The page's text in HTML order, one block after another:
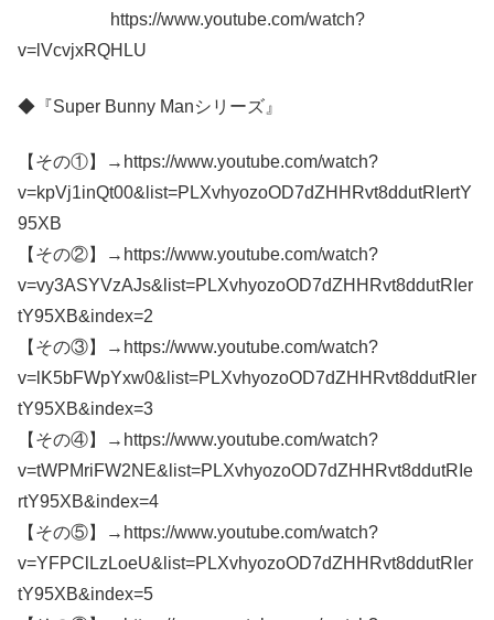
https://www.youtube.com/watch?
v=lVcvjxRQHLU
◆『Super Bunny Manシリーズ』
【その①】→https://www.youtube.com/watch?
v=kpVj1inQt00&list=PLXvhyozoOD7dZHHRvt8ddutRIertY
95XB
【その②】→https://www.youtube.com/watch?
v=vy3ASYVzAJs&list=PLXvhyozoOD7dZHHRvt8ddutRIer
tY95XB&index=2
【その③】→https://www.youtube.com/watch?
v=lK5bFWpYxw0&list=PLXvhyozoOD7dZHHRvt8ddutRIer
tY95XB&index=3
【その④】→https://www.youtube.com/watch?
v=tWPMriFW2NE&list=PLXvhyozoOD7dZHHRvt8ddutRIe
rtY95XB&index=4
【その⑤】→https://www.youtube.com/watch?
v=YFPClLzLoeU&list=PLXvhyozoOD7dZHHRvt8ddutRIer
tY95XB&index=5